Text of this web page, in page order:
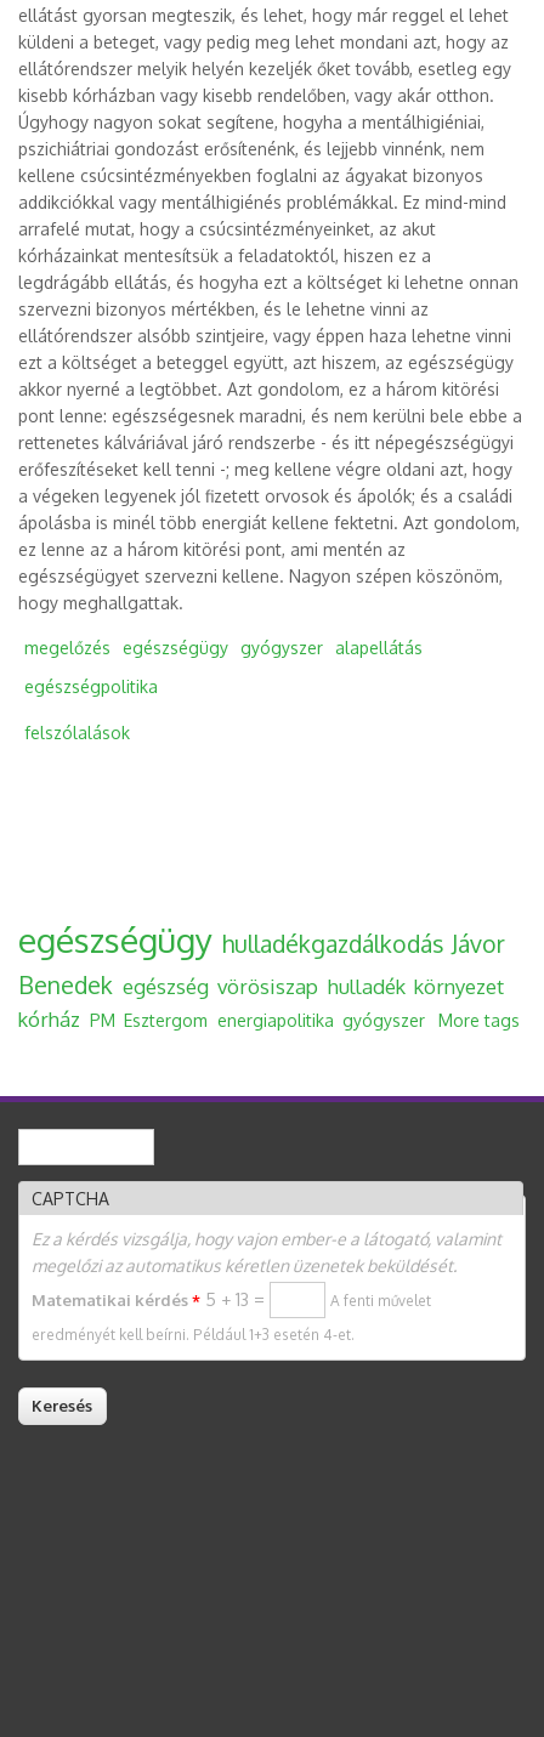
ellátást gyorsan megteszik, és lehet, hogy már reggel el lehet
küldeni a beteget, vagy pedig meg lehet mondani azt, hogy az
ellátórendszer melyik helyén kezeljék őket tovább, esetleg egy
kisebb kórházban vagy kisebb rendelőben, vagy akár otthon.
Úgyhogy nagyon sokat segítene, hogyha a mentálhigiéniai,
pszichiátriai gondozást erősítenénk, és lejjebb vinnénk, nem
kellene csúcsintézményekben foglalni az ágyakat bizonyos
addikciókkal vagy mentálhigiénés problémákkal. Ez mind-mind
arrafelé mutat, hogy a csúcsintézményeinket, az akut
kórházainkat mentesítsük a feladatoktól, hiszen ez a
legdrágább ellátás, és hogyha ezt a költséget ki lehetne onnan
szervezni bizonyos mértékben, és le lehetne vinni az
ellátórendszer alsóbb szintjeire, vagy éppen haza lehetne vinni
ezt a költséget a beteggel együtt, azt hiszem, az egészségügy
akkor nyerné a legtöbbet. Azt gondolom, ez a három kitörési
pont lenne: egészségesnek maradni, és nem kerülni bele ebbe a
rettenetes kálváriával járó rendszerbe - és itt népegészségügyi
erőfeszítéseket kell tenni -; meg kellene végre oldani azt, hogy
a végeken legyenek jól fizetett orvosok és ápolók; és a családi
ápolásba is minél több energiát kellene fektetni. Azt gondolom,
ez lenne az a három kitörési pont, ami mentén az
egészségügyet szervezni kellene. Nagyon szépen köszönöm,
hogy meghallgattak.
megelőzés egészségügy gyógyszer
alapellátás
egészségpolitika
felszólalások
egészségügy hulladékgazdálkodás Jávor
Benedek egészség vörösiszap hulladék környezet
kórház PM Esztergom energiapolitika gyógyszer More tags
CAPTCHA
Ez a kérdés vizsgálja, hogy vajon ember-e a látogató, valamint
megelőzi az automatikus kéretlen üzenetek beküldését.
Matematikai kérdés* 5 + 13 =
A fenti művelet
eredményét kell beírni. Például 1+3 esetén 4-et.